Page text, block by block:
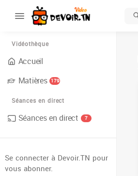
Vidéothèque
Accueil
Matières 179
Séances en direct
Séances en direct 7
Se connecter à Devoir.TN pour
vous abonner.